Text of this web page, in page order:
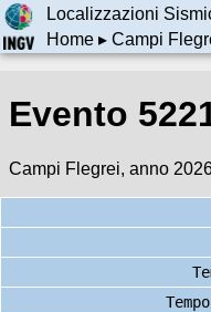
Localizzazioni
Home▸ Campi
Evento
Campi Flegrei, anno